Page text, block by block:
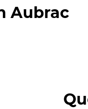
Aubrac